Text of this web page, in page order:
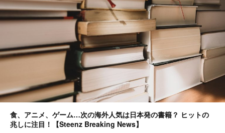
食、アニメ、ゲーム…次の海外人気は日本発の書籍？ ヒットの
兆しに注目！【Steenz Breaking News】